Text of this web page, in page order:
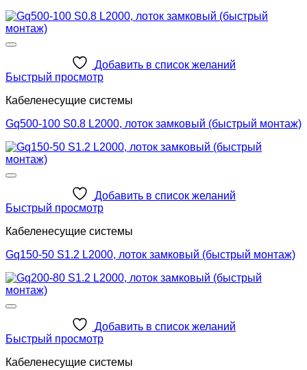
Добавить в список желаний
Быстрый просмотр
Кабеленесущие системы
Gq500-100 S0.8 L2000, лоток замковый (быстрый монтаж)
Добавить в список желаний
Быстрый просмотр
Кабеленесущие системы
Gq150-50 S1.2 L2000, лоток замковый (быстрый монтаж)
Добавить в список желаний
Быстрый просмотр
Кабеленесущие системы